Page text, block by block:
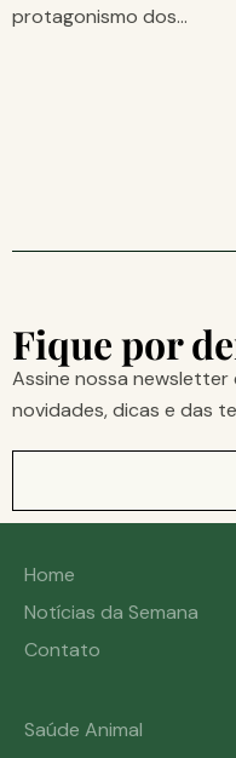
protagonismo dos…
Fique por
Assine nossa
novidades, dicas e das
Home
Notícias da Semana
Contato
Saúde Animal